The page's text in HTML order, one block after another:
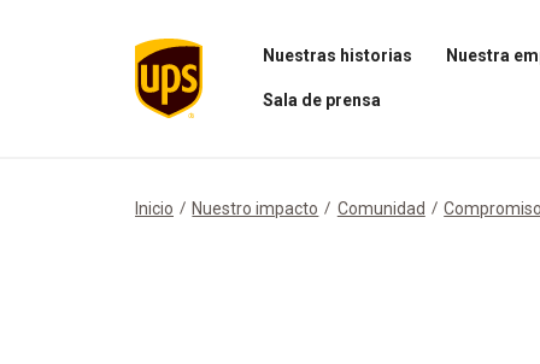
Nuestras historias
Abrir
el
Nuestra
Sala de prensa
Sala
de
Inicio Nuestro impacto Comunidad